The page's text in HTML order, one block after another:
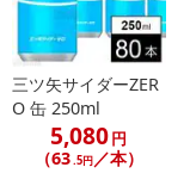
三ツ矢サイダーZER
O 缶 250ml
5,080円
（63.5円／本）